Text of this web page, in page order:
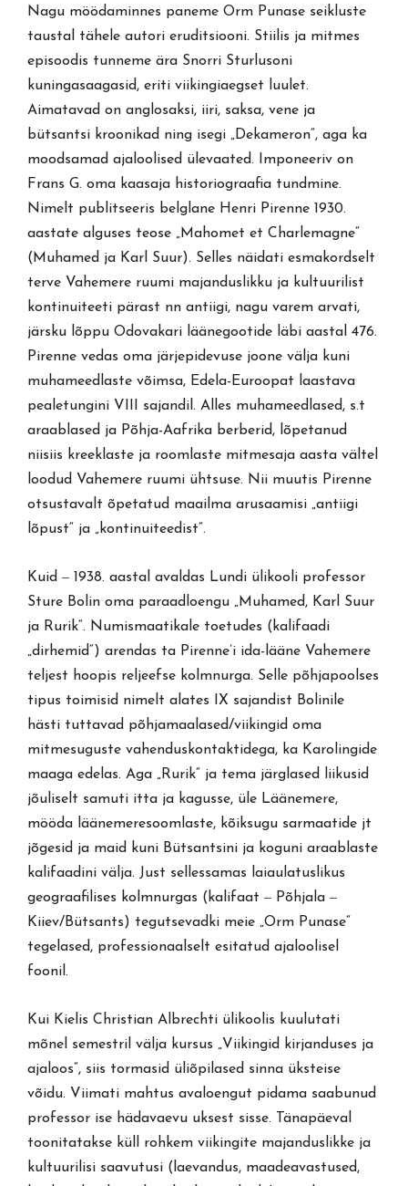
Nagu möödaminnes paneme Orm Punase seikluste
taustal tähele autori eruditsiooni. Stiilis ja mitmes
episoodis tunneme ära Snorri Sturlusoni
kuningasaagasid, eriti viikingiaegset luulet.
Aimatavad on anglosaksi, iiri, saksa, vene ja
bütsantsi kroonikad ning isegi „Dekameron“, aga ka
moodsamad ajaloolised ülevaated. Imponeeriv on
Frans G. oma kaasaja historiograafia tundmine.
Nimelt publitseeris belglane Henri Pirenne 1930.
aastate alguses teose „Mahomet et Charlemagne“
(Muhamed ja Karl Suur). Selles näidati esmakordselt
terve Vahemere ruumi majanduslikku ja kultuurilist
kontinuiteeti pärast nn antiigi, nagu varem arvati,
järsku lõppu Odovakari läänegootide läbi aastal 476.
Pirenne vedas oma järjepidevuse joone välja kuni
muhameedlaste võimsa, Edela-Euroopat laastava
pealetungini VIII sajandil. Alles muhameedlased, s.t
araablased ja Põhja-Aafrika berberid, lõpetanud
niisiis kreeklaste ja roomlaste mitmesaja aasta vältel
loodud Vahemere ruumi ühtsuse. Nii muutis Pirenne
otsustavalt õpetatud maailma arusaamisi „antiigi
lõpust“ ja „kontinuiteedist“.
Kuid ‒ 1938. aastal avaldas Lundi ülikooli professor
Sture Bolin oma paraadloengu „Muhamed, Karl Suur
ja Rurik“. Numismaatikale toetudes (kalifaadi
„dirhemid“) arendas ta Pirenne’i ida-lääne Vahemere
teljest hoopis reljeefse kolmnurga. Selle põhjapoolses
tipus toimisid nimelt alates IX sajandist Bolinile
hästi tuttavad põhjamaalased/viikingid oma
mitmesuguste vahenduskontaktidega, ka Karolingide
maaga edelas. Aga „Rurik“ ja tema järglased liikusid
jõuliselt samuti itta ja kagusse, üle Läänemere,
mööda läänemeresoomlaste, kõiksugu sarmaatide jt
jõgesid ja maid kuni Bütsantsini ja koguni araablaste
kalifaadini välja. Just sellessamas laiaulatuslikus
geograafilises kolmnurgas (kalifaat ‒ Põhjala ‒
Kiiev/Bütsants) tegutsevadki meie „Orm Punase“
tegelased, professionaalselt esitatud ajaloolisel
foonil.
Kui Kielis Christian Albrechti ülikoolis kuulutati
mõnel semestril välja kursus „Viikingid kirjanduses ja
ajaloos“, siis tormasid üliõpilased sinna üksteise
võidu. Viimati mahtus avaloengut pidama saabunud
professor ise hädavaevu uksest sisse. Tänapäeval
toonitatakse küll rohkem viikingite majanduslikke ja
kultuurilisi saavutusi (laevandus, maadeavastused,